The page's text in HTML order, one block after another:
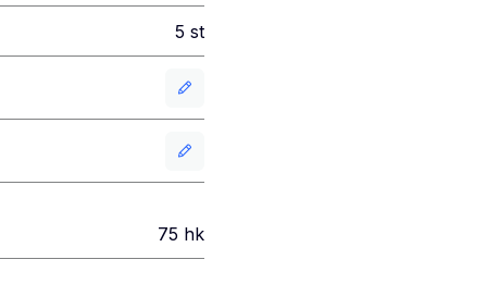
5 st
75 hk